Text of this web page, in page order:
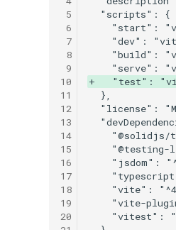
5
6
7
8
9
10
11
12
13
14
15
16
17
18
19
20
21
+   "test":